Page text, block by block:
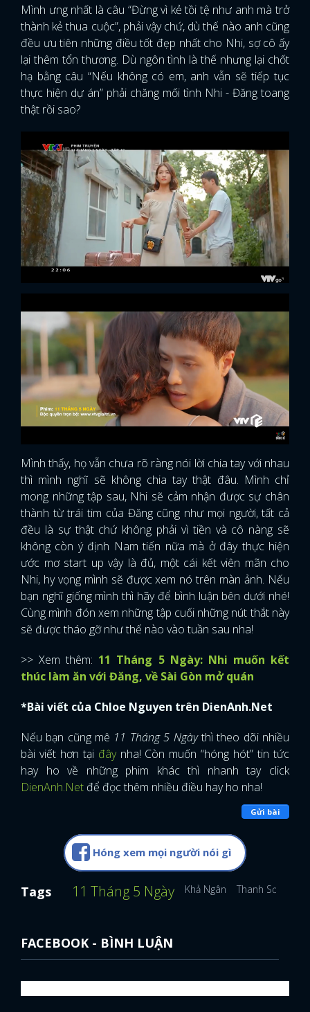
Mình ưng nhất là câu “Đừng vì kẻ tồi tệ như anh mà trở
thành kẻ thua cuộc”, phải vậy chứ, dù thế nào anh cũng
đều ưu tiên những điều tốt đẹp nhất cho Nhi, sợ cô ấy
lại thêm tổn thương. Dù ngôn tình là thế nhưng lại chốt
hạ bằng câu “Nếu không có em, anh vẫn sẽ tiếp tục
thực hiện dự án” phải chăng mối tình Nhi - Đăng toang
thật rồi sao?
Mình thấy, họ vẫn chưa rõ ràng nói lời chia tay với nhau
thì mình nghĩ sẽ không chia tay thật đâu. Mình chỉ
mong những tập sau, Nhi sẽ cảm nhận được sự chân
thành từ trái tim của Đăng cũng như mọi người, tất cả
đều là sự thật chứ không phải vì tiền và cô nàng sẽ
không còn ý định Nam tiến nữa mà ở đây thực hiện
ước mơ start up vậy là đủ, một cái kết viên mãn cho
Nhi, hy vọng mình sẽ được xem nó trên màn ảnh. Nếu
bạn nghĩ giống mình thì hãy để bình luận bên dưới nhé!
Cùng mình đón xem những tập cuối những nút thắt này
sẽ được tháo gỡ như thế nào vào tuần sau nha!
>> Xem thêm: 11 Tháng 5 Ngày: Nhi muốn kết
thúc làm ăn với Đăng, về Sài Gòn mở quán
*Bài viết của Chloe Nguyen trên DienAnh.Net
Nếu bạn cũng mê 11 Tháng 5 Ngàythì theo dõi nhiều
bài viết hơn tại đâynha! Còn muốn “hóng hót” tin tức
hay ho về những phim khác thì nhanh tay click
DienAnh.Net để đọc thêm nhiều điều hay ho nha!
Gửi bài
Hóng xem mọi người nói gì
Tags 11 Tháng 5 Ngày Khả Ngân Thanh Sơn
FACEBOOK - BÌNH LUẬN